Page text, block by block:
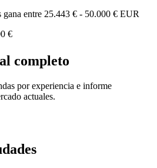
entre 25.443 € - 50.000 € EUR
€
completo
por experiencia e informe
actuales.